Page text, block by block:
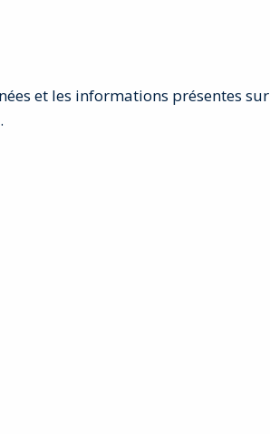
et les informations présentes